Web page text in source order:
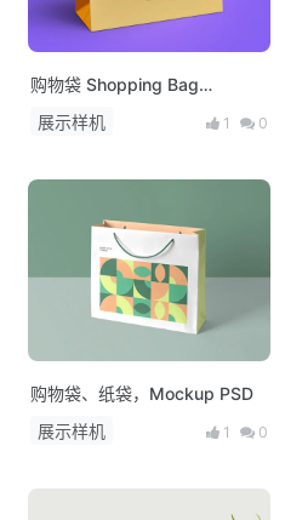
购物袋 Shopping Bag
Mockup PSD
展示样机 1 0
购物袋、纸袋，Mockup PSD
展示样机
1 0